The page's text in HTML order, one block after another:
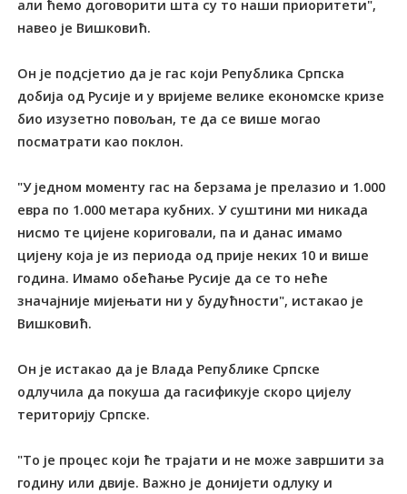
али ћемо договорити шта су то наши приоритети",
навео је Вишковић.
Он је подсјетио да је гас који Република Српска
добија од Русије и у вријеме велике економске кризе
био изузетно повољан, те да се више могао
посматрати као поклон.
"У једном моменту гас на берзама је прелазио и 1.000
евра по 1.000 метара кубних. У суштини ми никада
нисмо те цијене кориговали, па и данас имамо
цијену која је из периода од прије неких 10 и више
година. Имамо обећање Русије да се то неће
значајније мијењати ни у будућности", истакао је
Вишковић.
Он је истакао да је Влада Републике Српске
одлучила да покуша да гасификује скоро цијелу
територију Српске.
"То је процес који ће трајати и не може завршити за
годину или двије. Важно је донијети одлуку и